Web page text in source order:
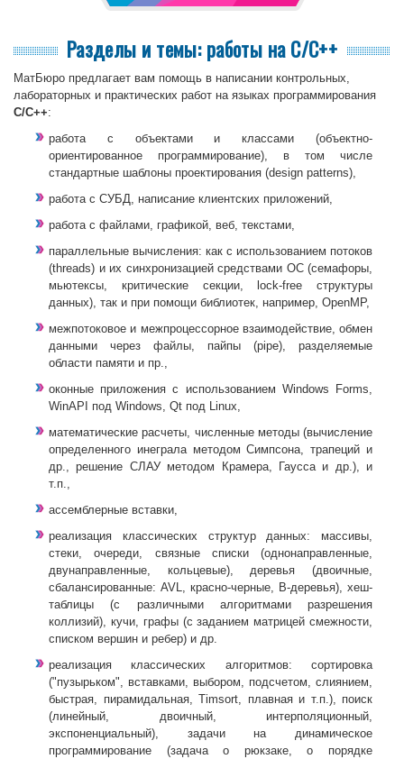
Разделы и темы: работы на C/C++
МатБюро предлагает вам помощь в написании контрольных,
лабораторных и практических работ на языках программирования
C/C++:
работа с объектами и классами (объектно-
ориентированное программирование), в том числе
стандартные шаблоны проектирования (design patterns),
работа с СУБД, написание клиентских приложений,
работа с файлами, графикой, веб, текстами,
параллельные вычисления: как с использованием потоков
(threads) и их синхронизацией средствами ОС (семафоры,
мьютексы, критические секции, lock-free структуры
данных), так и при помощи библиотек, например, OpenMP,
межпотоковое и межпроцессорное взаимодействие, обмен
данными через файлы, пайпы (pipe), разделяемые
области памяти и пр.,
оконные приложения с использованием Windows Forms,
WinAPI под Windows, Qt под Linux,
математические расчеты, численные методы (вычисление
определенного инеграла методом Симпсона, трапеций и
др., решение СЛАУ методом Крамера, Гаусса и др.), и
т.п.,
ассемблерные вставки,
реализация классических структур данных: массивы,
стеки, очереди, связные списки (однонаправленные,
двунаправленные, кольцевые), деревья (двоичные,
сбалансированные: AVL, красно-черные, B-деревья), хеш-
таблицы (с различными алгоритмами разрешения
коллизий), кучи, графы (с заданием матрицей смежности,
списком вершин и ребер) и др.
реализация классических алгоритмов: сортировка
("пузырьком", вставками, выбором, подсчетом, слиянием,
быстрая, пирамидальная, Timsort, плавная и т.п.), поиск
(линейный, двоичный, интерполяционный,
экспоненциальный), задачи на динамическое
программирование (задача о рюкзаке, о порядке